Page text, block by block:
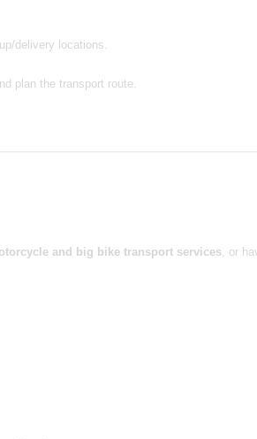
delivery locations.
plan the transport route.
and big bike transport services, or